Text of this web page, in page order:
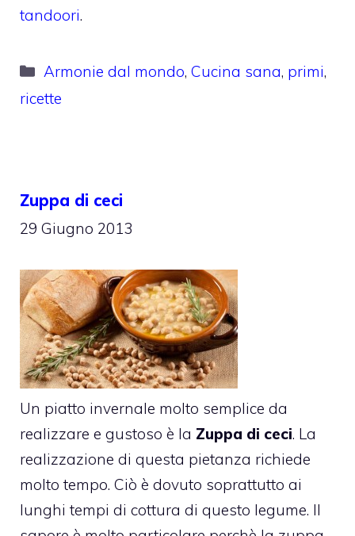
tandoori.
Categorie
Armonie dal mondo,Cucina sana, primi,
ricette
Zuppa di ceci
29 Giugno 2013
Un piatto invernale molto semplice da
realizzare e gustoso è la Zuppa di ceci. La
realizzazione di questa pietanza richiede
molto tempo. Ciò è dovuto soprattutto ai
lunghi tempi di cottura di questo legume. Il